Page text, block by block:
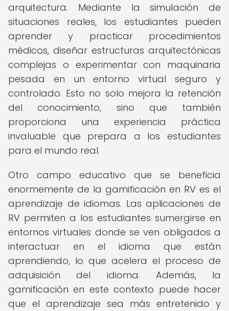
arquitectura. Mediante la simulación de
situaciones reales, los estudiantes pueden
aprender y practicar procedimientos
médicos, diseñar estructuras arquitectónicas
complejas o experimentar con maquinaria
pesada en un entorno virtual seguro y
controlado. Esto no solo mejora la retención
del conocimiento, sino que también
proporciona una experiencia práctica
invaluable que prepara a los estudiantes
para el mundo real.
Otro campo educativo que se beneficia
enormemente de la gamificación en RV es el
aprendizaje de idiomas. Las aplicaciones de
RV permiten a los estudiantes sumergirse en
entornos virtuales donde se ven obligados a
interactuar en el idioma que están
aprendiendo, lo que acelera el proceso de
adquisición del idioma. Además, la
gamificación en este contexto puede hacer
que el aprendizaje sea más entretenido y